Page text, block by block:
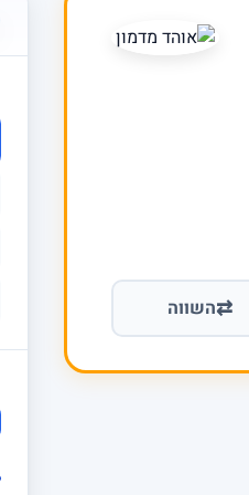
⇄השווה